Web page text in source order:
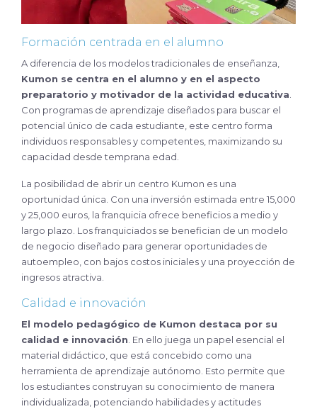
Formación centrada en el alumno
A diferencia de los modelos tradicionales de enseñanza,
Kumon se centra en el alumno y en el aspecto
preparatorio y motivador de la actividad educativa.
Con programas de aprendizaje diseñados para buscar el
potencial único de cada estudiante, este centro forma
individuos responsables y competentes, maximizando su
capacidad desde temprana edad.
La posibilidad de abrir un centro Kumon es una
oportunidad única. Con una inversión estimada entre 15,000
y 25,000 euros, la franquicia ofrece beneficios a medio y
largo plazo. Los franquiciados se benefician de un modelo
de negocio diseñado para generar oportunidades de
autoempleo, con bajos costos iniciales y una proyección de
ingresos atractiva.
Calidad e innovación
El modelo pedagógico de Kumon destaca por su
calidad e innovación. En ello juega un papel esencial el
material didáctico, que está concebido como una
herramienta de aprendizaje autónomo. Esto permite que
los estudiantes construyan su conocimiento de manera
individualizada, potenciando habilidades y actitudes